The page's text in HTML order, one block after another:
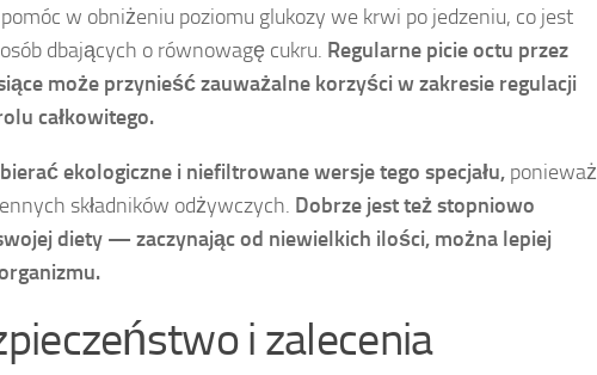
w obniżeniu poziomu glukozy we krwi po jedzeniu, co jest
dbających o równowagę cukru. Regularne picie octu przez
może przynieść zauważalne korzyści w zakresie regulacji
całkowitego.
ekologiczne i niefiltrowane wersje tego specjału, ponieważ
składników odżywczych. Dobrze jest też stopniowo
diety — zaczynając od niewielkich ilości, można lepiej
i zalecenia